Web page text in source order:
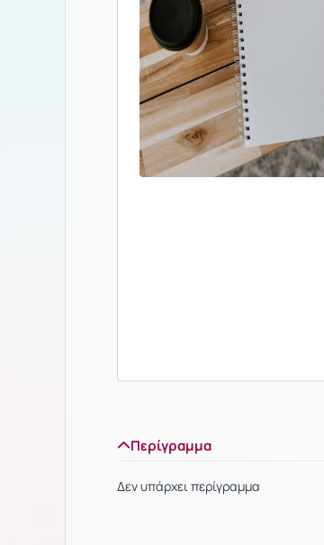
Περίγραμμα
Δεν υπάρχει περίγραμμα